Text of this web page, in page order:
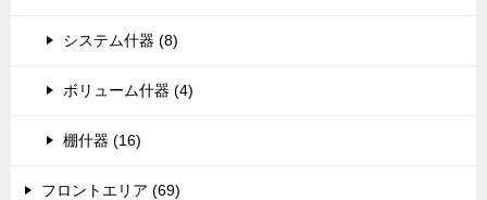
システム什器 (8)
ボリューム什器 (4)
棚什器 (16)
フロントエリア (69)